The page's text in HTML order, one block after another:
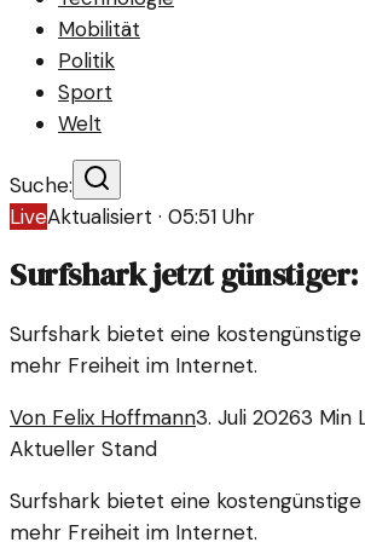
Mobilität
Politik
Sport
Welt
Suche:
LiveAktualisiert · 05:51 Uhr
Surfshark jetzt
Surfshark bietet eine
mehr Freiheit im Internet.
Von Felix Hoffmann3. Juli 20263 Min
Aktueller Stand
Surfshark bietet eine
mehr Freiheit im Internet.